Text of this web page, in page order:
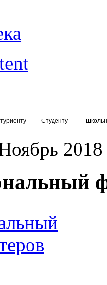
Студенту